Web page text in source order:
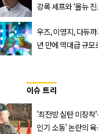
강록 셰프와 ‘올뉴 진
우즈, 이영지, 다듀
년 만에 역대급 규모
이슈 트리
'최전방 실탄 미장착
인기 소동' 논란의